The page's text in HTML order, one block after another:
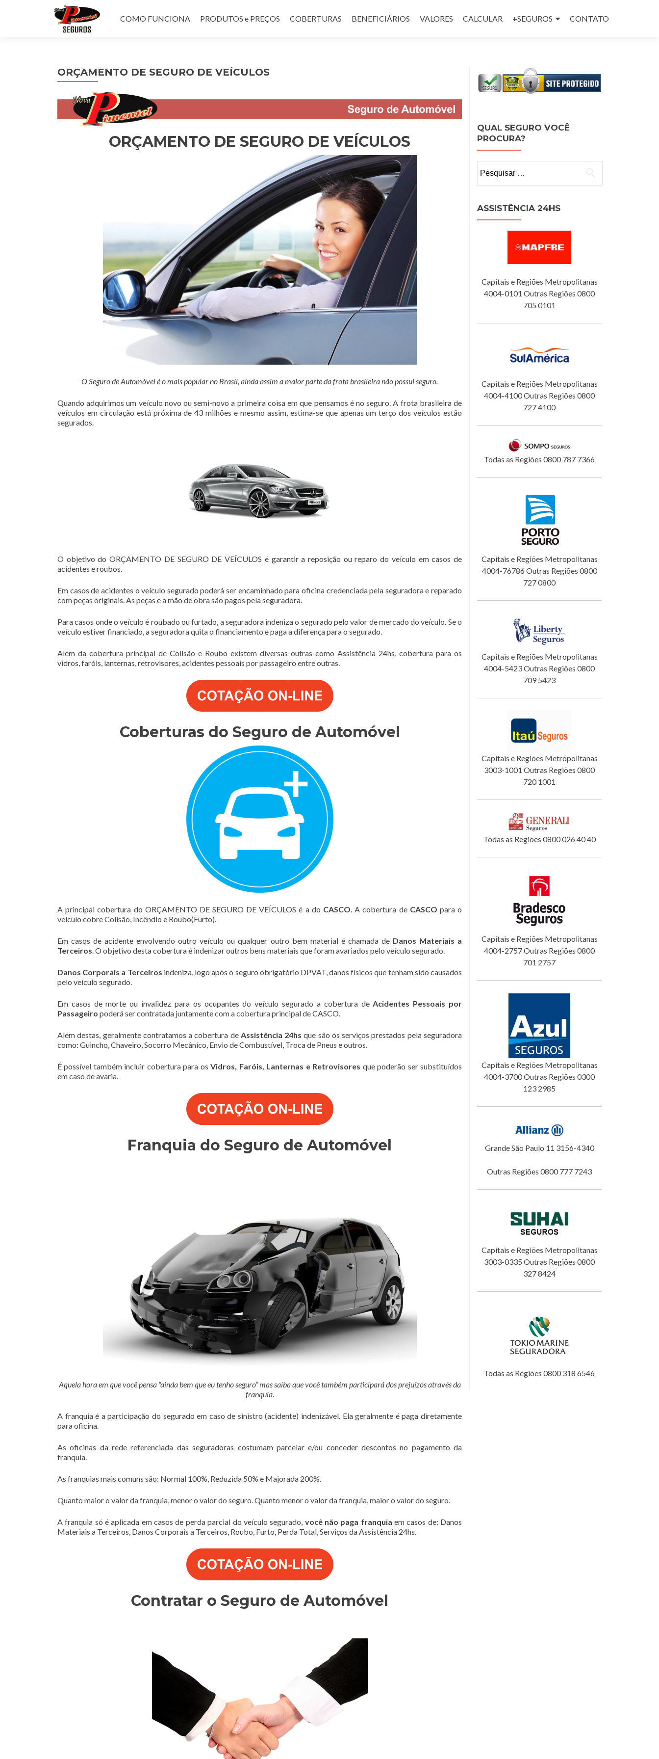
para
COMO FUNCIONA PRODUTOS e PREÇOS COBERTURAS BENEFICIÁRIOS VALORES CALCULAR +SEGUROS CONTATO
ORÇAMENTO DE SEGURO DE VEÍCULOS
ORÇAMENTO DE SEGURO DE VEÍCULOS
O Seguro de Automóvel é o mais popular no Brasil, ainda assim a maior parte da frota brasileira não possui seguro.
Quando adquirimos um veículo novo ou semi-novo a primeira coisa em que pensamos é no seguro. A frota brasileira de
veículos em circulação está próxima de 43 milhões e mesmo assim, estima-se que apenas um terço dos veículos estão
segurados.
O objetivo do ORÇAMENTO DE SEGURO DE VEÍCULOS é garantir a reposição ou reparo do veículo em casos de
acidentes e roubos.
Em casos de acidentes o veículo segurado poderá ser encaminhado para oficina credenciada pela seguradora e reparado
com peças originais. As peças e a mão de obra são pagos pela seguradora.
Para casos onde o veículo é roubado ou furtado, a seguradora indeniza o segurado pelo valor de mercado do veículo. Se o
veículo estiver financiado, a seguradora quita o financiamento e paga a diferença para o segurado.
Além da cobertura principal de Colisão e Roubo existem diversas outras como Assistência 24hs, cobertura para os
vidros, faróis, lanternas, retrovisores, acidentes pessoais por passageiro entre outras.
Coberturas do Seguro de Automóvel
A principal cobertura do ORÇAMENTO DE SEGURO DE VEÍCULOS é a do CASCO . A cobertura de CASCO para o
veículo cobre Colisão, Incêndio e Roubo(Furto).
Em casos de acidente envolvendo outro veículo ou qualquer outro bem material é chamada de Danos Materiais a
Terceiros . O objetivo desta cobertura é indenizar outros bens materiais que foram avariados pelo veículo segurado.
Danos Corporais a Terceiros indeniza, logo após o seguro obrigatório DPVAT, danos físicos que tenham sido causados
pelo veículo segurado.
Em casos de morte ou invalidez para os ocupantes do veículo segurado a cobertura de Acidentes Pessoais por
Passageiro poderá ser contratada juntamente com a cobertura principal de CASCO.
Além destas, geralmente contratamos a cobertura de Assistência 24hs que são os serviços prestados pela seguradora
como: Guincho, Chaveiro, Socorro Mecânico, Envio de Combustível, Troca de Pneus e outros.
É possível também incluir cobertura para osVidros, Faróis, Lanternas e Retrovisores que poderão ser substituídos
em caso de avaria.
Franquia do Seguro de Automóvel
Aquela hora em que você pensa “ainda bem que eu tenho seguro” mas saiba que você também participará dos prejuízos através da
franquia.
A franquia é a participação do segurado em caso de sinistro (acidente) indenizável. Ela geralmente é paga diretamente
para oficina.
As oficinas da rede referenciada das seguradoras costumam parcelar e/ou conceder descontos no pagamento da
franquia.
As franquias mais comuns são: Normal 100%, Reduzida 50% e Majorada 200%.
Quanto maior o valor da franquia, menor o valor do seguro. Quanto menor o valor da franquia, maior o valor do seguro.
A franquia só é aplicada em casos de perda parcial do veículo segurado, você não paga franquia em casos de: Danos
Materiais a Terceiros, Danos Corporais a Terceiros, Roubo, Furto, Perda Total, Serviços da Assistência 24hs.
Contratar o Seguro de Automóvel
QUAL SEGURO VOCÊ
PROCURA?
por:
ASSISTÊNCIA 24HS
Capitais e Regiões Metropolitanas
4004-0101 Outras Regiões 0800
705 0101
Capitais e Regiões Metropolitanas
4004-4100 Outras Regiões 0800
727 4100
Todas as Regiões 0800 787 7366
Capitais e Regiões Metropolitanas
4004-76786 Outras Regiões 0800
727 0800
Capitais e Regiões Metropolitanas
4004-5423 Outras Regiões 0800
709 5423
Capitais e Regiões Metropolitanas
3003-1001 Outras Regiões 0800
720 1001
Todas as Regiões 0800 026 40 40
Capitais e Regiões Metropolitanas
4004-2757 Outras Regiões 0800
701 2757
Capitais e Regiões Metropolitanas
4004-3700 Outras Regiões 0300
123 2985
Grande São Paulo 11 3156-4340
Outras Regiões 0800 777 7243
Capitais e Regiões Metropolitanas
3003-0335 Outras Regiões 0800
327 8424
Todas as Regiões 0800 318 6546